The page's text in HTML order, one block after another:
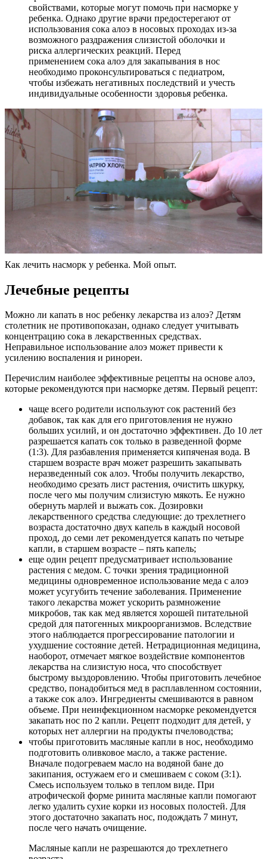
свойствами, которые могут помочь при насморке у
ребенка. Однако другие врачи предостерегают от
использования сока алоэ в носовых проходах из-за
возможного раздражения слизистой оболочки и
риска аллергических реакций. Перед
применением сока алоэ для закапывания в нос
необходимо проконсультироваться с педиатром,
чтобы избежать негативных последствий и учесть
индивидуальные особенности здоровья ребенка.
Как лечить насморк у ребенка. Мой опыт.
Лечебные рецепты
Можно ли капать в нос ребенку лекарства из алоэ? Детям
столетник не противопоказан, однако следует учитывать
концентрацию сока в лекарственных средствах.
Неправильное использование алоэ может привести к
усилению воспаления и ринореи.
Перечислим наиболее эффективные рецепты на основе алоэ,
которые рекомендуются при насморке детям. Первый рецепт:
чаще всего родители используют сок растений без
добавок, так как для его приготовления не нужно
больших усилий, и он достаточно эффективен. До 10 лет
разрешается капать сок только в разведенной форме
(1:3). Для разбавления применяется кипяченая вода. В
старшем возрасте врач может разрешить закапывать
неразведенный сок алоэ. Чтобы получить лекарство,
необходимо срезать лист растения, очистить шкурку,
после чего мы получим слизистую мякоть. Ее нужно
обернуть марлей и выжать сок. Дозировки
лекарственного средства следующие: до трехлетнего
возраста достаточно двух капель в каждый носовой
проход, до семи лет рекомендуется капать по четыре
капли, в старшем возрасте – пять капель;
еще один рецепт предусматривает использование
растения с медом. С точки зрения традиционной
медицины одновременное использование меда с алоэ
может усугубить течение заболевания. Применение
такого лекарства может ускорить размножение
микробов, так как мед является хорошей питательной
средой для патогенных микроорганизмов. Вследствие
этого наблюдается прогрессирование патологии и
ухудшение состояние детей. Нетрадиционная медицина,
наоборот, отмечает мягкое воздействие компонентов
лекарства на слизистую носа, что способствует
быстрому выздоровлению. Чтобы приготовить лечебное
средство, понадобиться мед в расплавленном состоянии,
а также сок алоэ. Ингредиенты смешиваются в равном
объеме. При неинфекционном насморке рекомендуется
закапать нос по 2 капли. Рецепт подходит для детей, у
которых нет аллергии на продукты пчеловодства;
чтобы приготовить масляные капли в нос, необходимо
подготовить оливковое масло, а также растение.
Вначале подогреваем масло на водяной бане до
закипания, остужаем его и смешиваем с соком (3:1).
Смесь используем только в теплом виде. При
атрофической форме ринита масляные капли помогают
легко удалить сухие корки из носовых полостей. Для
этого достаточно закапать нос, подождать 7 минут,
после чего начать очищение.
Масляные капли не разрешаются до трехлетнего